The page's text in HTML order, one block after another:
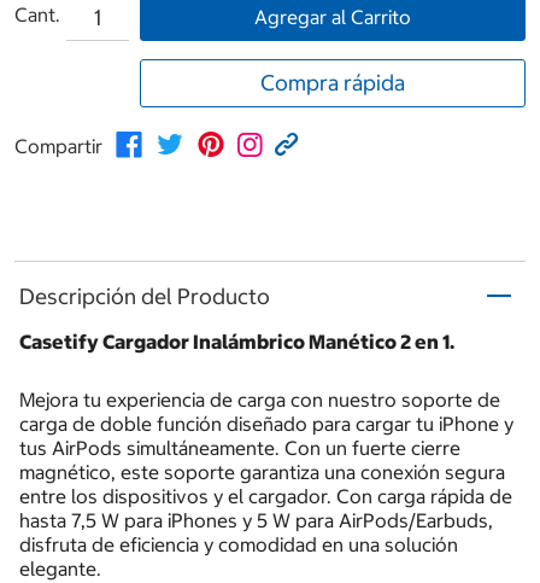
Cant. Agregar al Carrito
Compra rápida
Compartir
Descripción del Producto
Casetify Cargador Inalámbrico Manético 2 en 1.
Mejora tu experiencia de carga con nuestro soporte de
carga de doble función diseñado para cargar tu iPhone y
tus AirPods simultáneamente. Con un fuerte cierre
magnético, este soporte garantiza una conexión segura
entre los dispositivos y el cargador. Con carga rápida de
hasta 7,5 W para iPhones y 5 W para AirPods/Earbuds,
disfruta de eficiencia y comodidad en una solución
elegante.